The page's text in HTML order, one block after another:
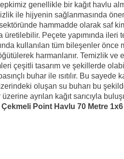
genellikle bir kağıt havlu
ile hijyenin sağlanmasında
hammadde olarak saf
üretilebilir. Peçete yapımında ileri
kullanılan tüm bileşenler önce
harmanlanır. Temizlik ve
çeşitli tasarım ve şekillerde
buhar ile ısıtılır. Bu sayede
oluşan su buharı bu
ayrılan kağıt sarıcıyla
Point Havlu 70 Metre